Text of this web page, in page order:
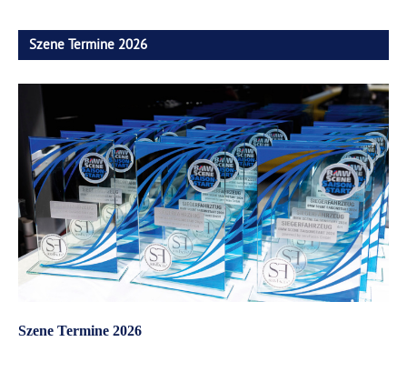
Szene Termine 2026
Szene Termine 2026